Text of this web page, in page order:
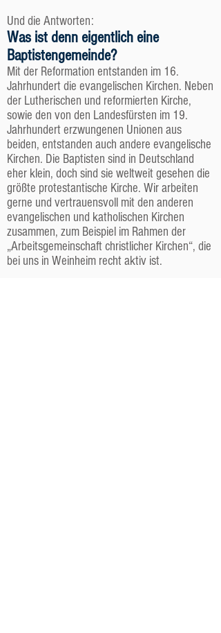
Und die Antworten:
Was ist denn eigentlich eine
Baptistengemeinde?
Mit der Reformation entstanden im 16.
Jahrhundert die evangelischen Kirchen. Neben
der Lutherischen und reformierten Kirche,
sowie den von den Landesfürsten im 19.
Jahrhundert erzwungenen Unionen aus
beiden, entstanden auch andere evangelische
Kirchen. Die Baptisten sind in Deutschland
eher klein, doch sind sie weltweit gesehen die
größte protestantische Kirche. Wir arbeiten
gerne und vertrauensvoll mit den anderen
evangelischen und katholischen Kirchen
zusammen, zum Beispiel im Rahmen der
„Arbeitsgemeinschaft christlicher Kirchen“, die
bei uns in Weinheim recht aktiv ist.